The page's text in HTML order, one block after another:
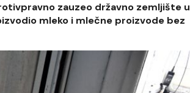
zauzeo državno zemljište u
mleko i mlečne proizvode bez